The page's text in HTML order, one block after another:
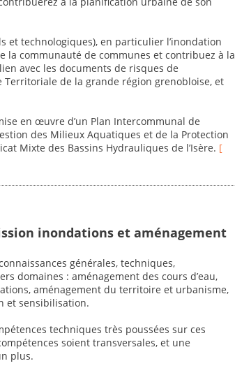
et technologiques), en particulier l’inondation
communauté de communes et contribuez à la
avec les documents de risques de
Territoriale de la grande région grenobloise, et
en œuvre d’un Plan Intercommunal de
des Milieux Aquatiques et de la Protection
Mixte des Bassins Hydrauliques de l’Isère. [
inondations et aménagement
générales, techniques,
domaines : aménagement des cours d’eau,
aménagement du territoire et urbanisme,
et sensibilisation.
techniques très poussées sur ces
soient transversales, et une
plus.